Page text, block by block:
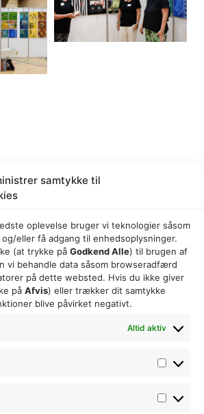
samtykke til
oplevelse bruger vi teknologier såsom
eller få adgang til enhedsoplysninger.
(at trykke på Godkend Alle) til brugen af
vi behandle data såsom browseradfærd
på dette websted. Hvis du ikke giver
på Afvis) eller trækker dit samtykke
blive påvirket negativt.
Altid aktiv
os:
bnkjemtrup@gmail.com